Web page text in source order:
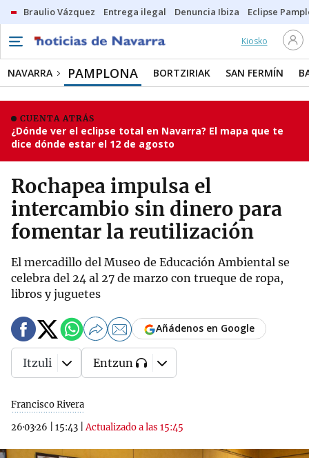
Braulio Vázquez Entrega ilegal Denuncia Ibiza Eclipse
Kiosko
NAVARRA PAMPLONA BORTZIRIAK SAN FERMÍN
CUENTA ATRÁS
¿Dónde ver el eclipse total en Navarra? El mapa que te
dice dónde estar el 12 de agosto
Rochapea impulsa el
intercambio sin dinero para
fomentar la reutilización
El mercadillo del Museo de Educación Ambiental se
celebra del 24 al 27 de marzo con trueque de ropa,
libros y juguetes
Francisco Rivera
26·03·26
15:43 |Actualizado a las 15:45
Añádenos en Google
Itzuli Entzun